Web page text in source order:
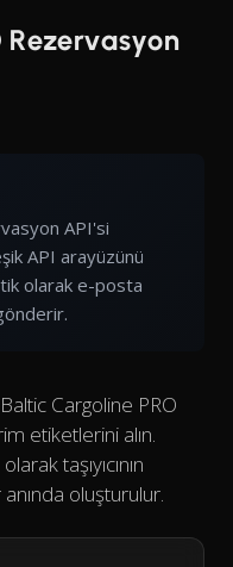
Rezervasyon
API'si
API arayüzünü
olarak e-posta
Cargoline PRO
etiketlerini alın.
taşıyıcının
oluşturulur.